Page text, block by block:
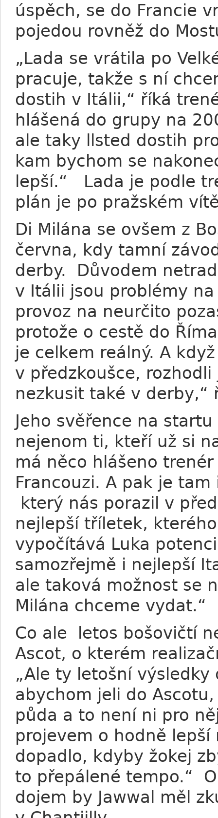
úspěch, se do Francie
pojedou rovněž do
„Lada se vrátila po
pracuje, takže s ní
dostih v Itálii,“ říká
hlášená do grupy na
ale taky llsted dostih
kam bychom se
lepší.“ Lada je podle
plán je po pražském
Di Milána se ovšem z
června, kdy tamní
derby. Důvodem
v Itálii jsou problémy
provoz na neurčito
protože o cestě do
je celkem reálný. A
v předzkoušce,
nezkusit také v derby,“
Jeho svěřence na
nejenom ti, kteří už si
má něco hlášeno
Francouzi. A pak je
který nás porazil v
nejlepší tříletek,
vypočítává Luka
samozřejmě i nejlepší
ale taková možnost se
Milána chceme vydat.“
Co ale letos bošovičtí
Ascot, o kterém
„Ale ty letošní
abychom jeli do
půda a to není ni pro
projevem o hodně
dopadlo, kdyby žokej
to přepálené tempo.“
dojem by Jawwal měl